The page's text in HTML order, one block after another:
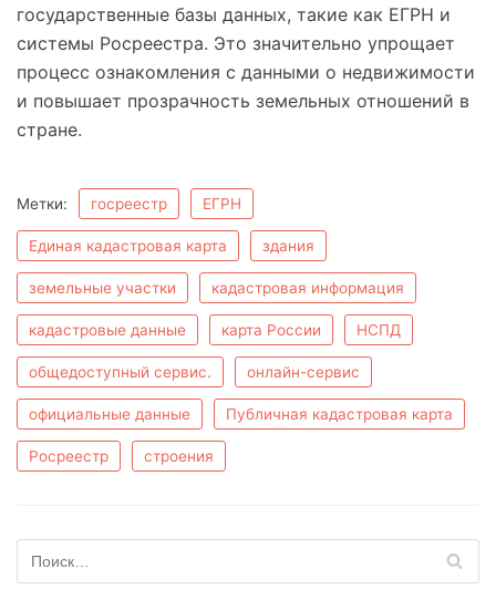
государственные базы данных, такие как ЕГРН и
системы Росреестра. Это значительно упрощает
процесс ознакомления с данными о недвижимости
и повышает прозрачность земельных отношений в
стране.
Метки: госреестр ЕГРН
Единая кадастровая карта здания
земельные участки кадастровая информация
кадастровые данные карта России НСПД
общедоступный сервис. онлайн-сервис
официальные данные Публичная кадастровая карта
Росреестр строения